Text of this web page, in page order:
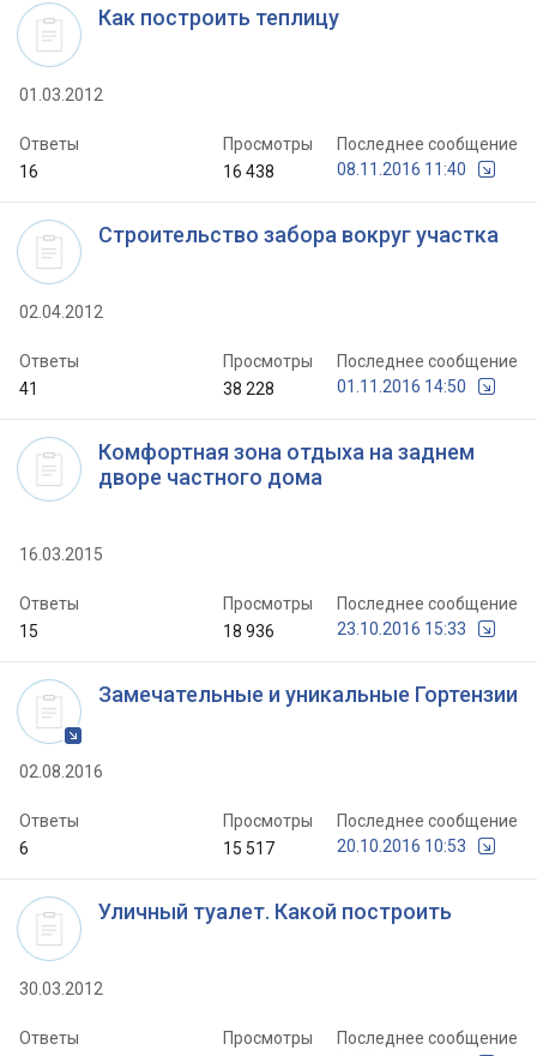
Как построить теплицу
01.03.2012
Ответы
16
Просмотры
16 438
Последнее сообщение
08.11.2016 11:40
Строительство забора вокруг участка
02.04.2012
Ответы
41
Просмотры
38 228
Последнее сообщение
01.11.2016 14:50
Комфортная зона отдыха на заднем
дворе частного дома
16.03.2015
Ответы
15
Просмотры
18 936
Последнее сообщение
23.10.2016 15:33
Замечательные и уникальные Гортензии
02.08.2016
Ответы
6
Просмотры
15 517
Последнее сообщение
20.10.2016 10:53
Уличный туалет. Какой построить
30.03.2012
Ответы
Просмотры
Последнее сообщение